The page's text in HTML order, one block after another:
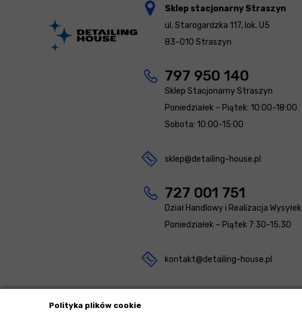
Polityka plików cookie
Sklep stacjonarny Straszyn
ul. Starogardzka 117, lok. U5
83-010 Straszyn
797 950 140
Sklep Stacjonarny Straszyn
Poniedziałek – Piątek: 10:00-18:00
Sobota: 10:00-15:00
sklep@detailing-house.pl
727 001 751
Dział Handlowy i Realizacja Wysyłek
Poniedziałek – Piątek 7:30-15.30
kontakt@detailing-house.pl